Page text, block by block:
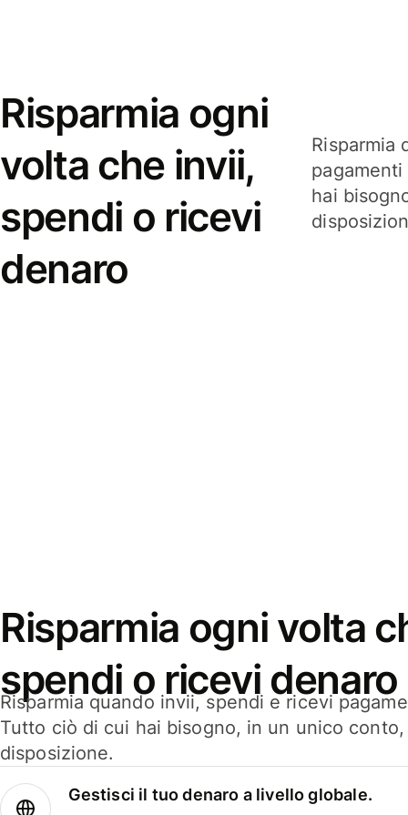
Risparmia ogni
volta che invii,
spendi o ricevi
denaro
Risparmia
hai
Risparmia ogni volta
spendi o ricevi denaro
Risparmia quando invii, spendi e ricevi
Tutto ciò di cui hai bisogno, in un unico
disposizione.
Gestisci il tuo denaro a livello globale.